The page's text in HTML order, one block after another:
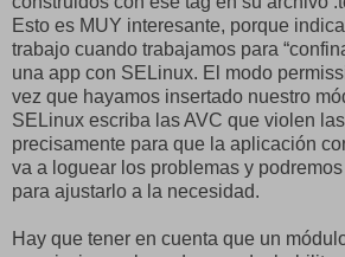
Esto es MUY interesante, porque
trabajo cuando trabajamos para
una app con SELinux. El modo
vez que hayamos insertado nuestro
SELinux escriba las AVC que violen
precisamente para que la aplicación
va a loguear los problemas y
para ajustarlo a la necesidad.
Hay que tener en cuenta que un